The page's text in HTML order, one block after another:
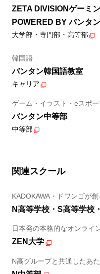
ZETA DIVISIONゲーミ
POWERED BY バンタン
大学部・専門部・高等部
韓国語
バンタン韓国語教室
キャリア
ゲーム・イラスト・eスポー
バンタン中等部
中等部
関連スクール
KADOKAWA・ドワンゴが
N高等学校・S高等学校
日本発の本格的なオンライ
ZEN大学
N高グループと共通したあ